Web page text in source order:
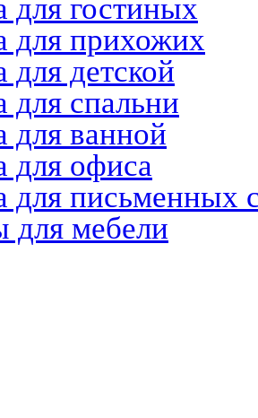
для гостиных
для прихожих
детской
спальни
для ванной
для офиса
для письменных
для мебели